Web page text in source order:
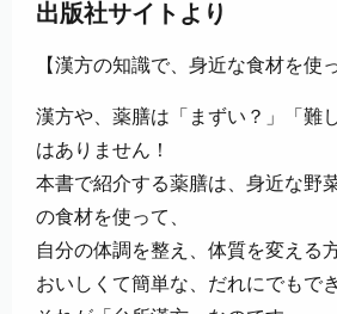
出版社サイトより
【漢方の知識で、身近な食材を使
漢方や、薬膳は「まずい？」「難
はありません！
本書で紹介する薬膳は、身近な野
の食材を使って、
自分の体調を整え、体質を変える
おいしくて簡単な、だれにでもで